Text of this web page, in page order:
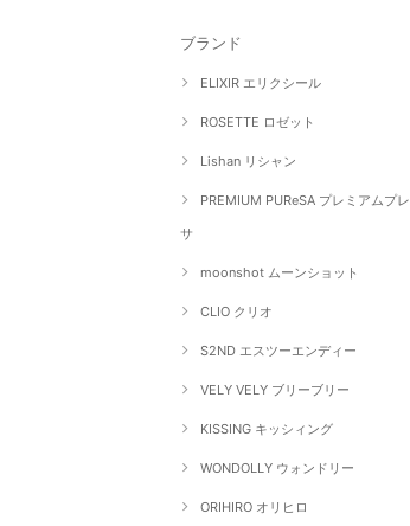
ブランド
ELIXIR エリクシール
ROSETTE ロゼット
Lishan リシャン
PREMIUM PUReSA プレミアムプレ
サ
moonshot ムーンショット
CLIO クリオ
S2ND エスツーエンディー
VELY VELY ブリーブリー
KISSING キッシィング
WONDOLLY ウォンドリー
ORIHIRO オリヒロ